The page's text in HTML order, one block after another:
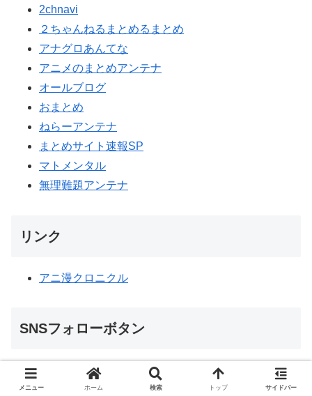
2chnavi
２ちゃんねるまとめるまとめ
アナグロあんてな
アニメのまとめアンテナ
オールブログ
おまとめ
ねらーアンテナ
まとめサイト速報SP
マトメンタル
無理難題アンテナ
リンク
アニ漫クロニクル
SNSフォローボタン
anicomigeeksをフォローする
メニュー ホーム 検索 トップ サイドバー